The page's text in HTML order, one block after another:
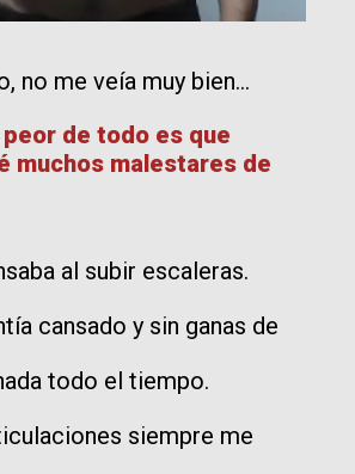
no me veía muy bien...
peor de todo es que
muchos malestares de
al subir escaleras.
cansado y sin ganas de
todo el tiempo.
siempre me